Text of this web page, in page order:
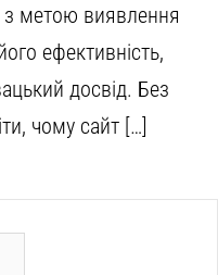
з метою виявлення
ефективність,
досвід. Без
чому сайт […]